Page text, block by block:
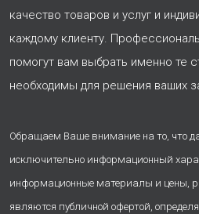
качество товаров и услуг и
каждому клиенту.
помогут вам выбрать именно те
необходимы для решения ваших
Обращаем Ваше внимание на то, что
исключительно информационный
информационные материалы и цены,
являются публичной офертой,